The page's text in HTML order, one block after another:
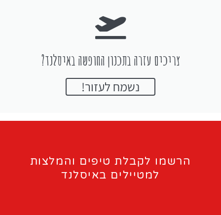
צריכים עזרה בתכנון החופשה באיסלנד?
נשמח לעזור!
הרשמו לקבלת טיפים והמלצות
למטיילים באיסלנד